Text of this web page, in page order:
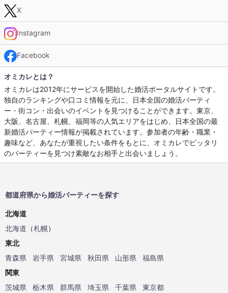
X
Instagram
Facebook
オミカレとは？
オミカレは2012年にサービスを開始した婚活ポータルサイトです。
独自のランキングや口コミ情報を元に、日本全国の婚活パーティ
ー・街コン・出会いのイベントを見つけることができます。東京、
大阪、名古屋、札幌、福岡等の人気エリアをはじめ、日本全国の最
新婚活パーティー情報が掲載されています。参加者の年齢・職業・
趣味など、あなたが重視したい条件をもとに、オミカレでピッタリ
のパーティーを見つけ素敵なお相手と出会いましょう。
都道府県から婚活パーティーを探す
北海道
北海道 （札幌）
東北
青森県
岩手県 宮城県 秋田県 山形県
福島県
関東
茨城県
栃木県 群馬県 埼玉県 千葉県
東京都